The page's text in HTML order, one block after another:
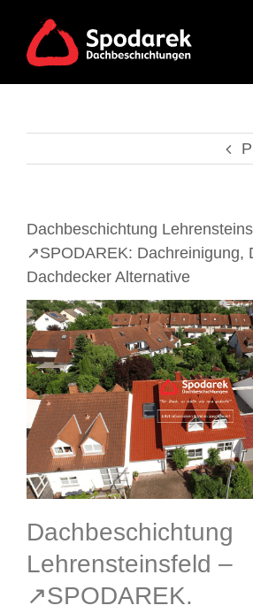
content
Dachbeschichtung
↗️SPODAREK: Dachreinigung,
Dachdecker Alternative
Dachbeschichtung
Lehrensteinsfeld –
↗️SPODAREK.